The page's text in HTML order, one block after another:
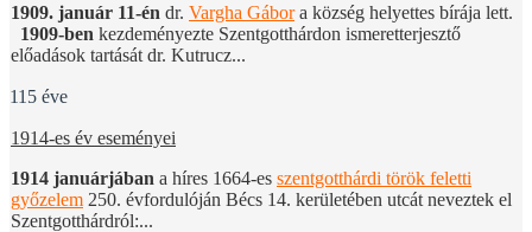
1909. január 11-én dr. Vargha Gábora község helyettes bírája lett.
1909-ben kezdeményezte Szentgotthárdon ismeretterjesztő
előadások tartását dr. Kutrucz...
115 éve
1914-es év eseményei
1914 januárjában a híres 1664-es szentgotthárdi török feletti
győzelem 250. évfordulóján Bécs 14. kerületében utcát neveztek el
Szentgotthárdról:...